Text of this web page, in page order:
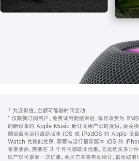
页
页
脚
注
‡ 为近似值。金额可能随时间变动。
⁺ 仅限新订阅用户。免费试用期结束后，每月收费为
的新设备的 Apple Music 新订阅用户限时提供。要兑换
频设备与运行最新版本 iOS 或 iPadOS 的 Apple 设
Watch 兑换此优惠，需要与运行最新版本 iOS 的
备激活后，需要在 3 个月内领取此优惠。无论购买多少
账户仅可享受一次优惠。会员方案将自动续订，直至取消